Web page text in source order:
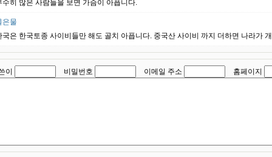
수히 많은 사람들을 보면 가슴이 아픕니다.
은물
국은 한국토종 사이비들만 해도 골치 아픕니다. 중국산 사이비 까지 더하면 나라가
이 비밀번호 이메일 주소 홈페이지